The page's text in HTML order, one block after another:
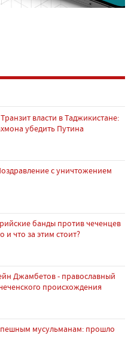
Транзит власти в Таджикистане:
убедить Путина
с уничтожением
банды против чеченцев
и что за этим стоит?
Джамбетов - православный
происхождения
мусульманам: прошло